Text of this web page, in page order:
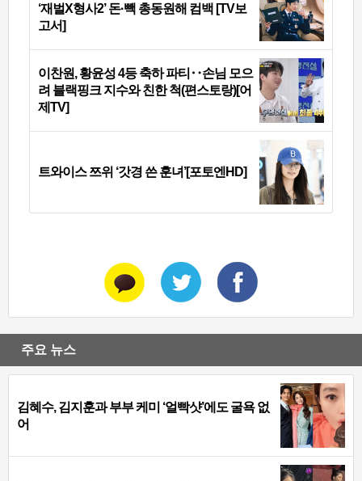
‘재벌X형사2’ 돈·빽 총동원해 컴백 [TV보
고서]
이찬원, 황윤성 4등 축하 파티‥손님 모으
려 블랙핑크 지수와 친한 척(편스토랑)[어
제TV]
트와이스 쯔위 ‘갓경 쓴 훈녀’[포토엔HD]
주요 뉴스
김혜수, 김지훈과 부부 케미 ‘얼빡샷’에도 굴욕 없
어